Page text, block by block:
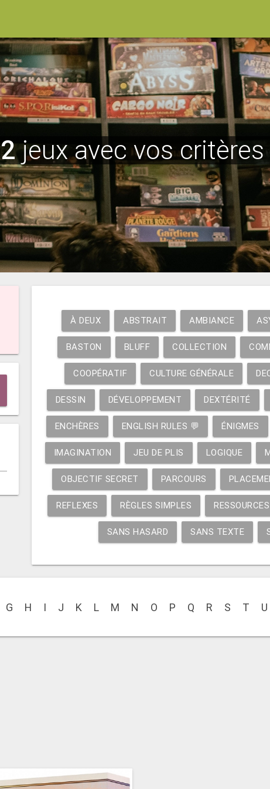
2jeux avec vos critères
À DEUX ABSTRAIT AMBIANCE
BASTON BLUFF COLLECTION
COOPÉRATIF CULTURE GÉNÉRALE
DESSIN DÉVELOPPEMENT DEXTÉRITÉ
ENCHÈRES ENGLISH RULES 💬 ÉNIGMES
IMAGINATION JEU DE PLIS LOGIQUE
OBJECTIF SECRET PARCOURS
REFLEXES RÈGLES SIMPLES RESSOURCES
SANS HASARD SANS TEXTE
G H I J K L M N O P Q R S T U